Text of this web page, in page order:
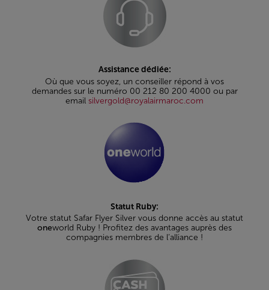
Assistance dédiée:
Où que vous soyez, un conseiller répond à vos
demandes sur le numéro 00 212 80 200 4000 ou par
email silvergold@royalairmaroc.com
Statut Ruby:
Votre statut Safar Flyer Silver vous donne accès au statut
oneworld Ruby ! Profitez des avantages auprès des
compagnies membres de l’alliance !